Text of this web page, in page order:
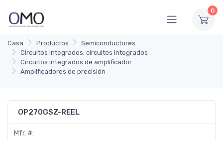
0
Casa Productos
Semiconductores
Circuitos integrados: circuitos integrados
Circuitos integrados de amplificador
Amplificadores de precisión
OP270GSZ-REEL
Mfr. #: